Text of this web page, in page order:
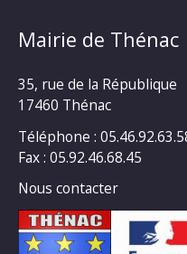
Mairie de Thénac
35, rue de la République
17460 Thénac
Téléphone :
Fax : 05.92.46.68.45
Nous contacter